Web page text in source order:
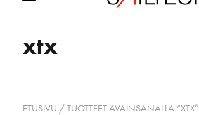
xtx
ETUSIVU / TUOTTEET AVAINSANALLA “XTX”